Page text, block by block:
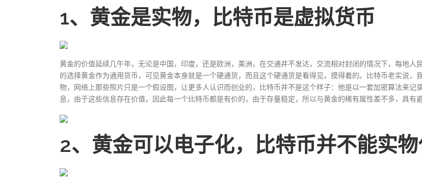
1、黄金是实物，比特币是虚拟货币
黄金的价值延续几午年，无论是中国，印度，还是欧洲，美洲，在交通并不发达，交流相对封闭的情况下，每地人
的选择黄金作为通用货币，可见黄金本身就是一个硬通货，而且这个硬通货是看得见，摸得着的。比特币老实说，
物，网络上那些照片只是一个假设图，让更多人认识而创业的，比特币并不是这个样子：他是以一套加密算法来记
息，由于这些信息存在价值，因此每一个比特币都是有价的，由于存量稳定，所以与黄金的稀有属性差不多，具有避
2、黄金可以电子化，比特币并不能实